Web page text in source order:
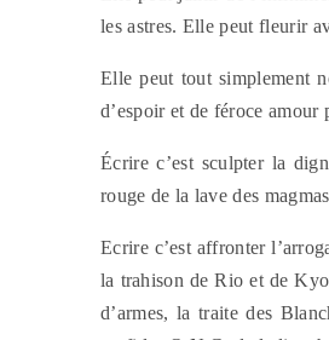
les astres. Elle peut fleurir
Elle peut tout simplement
d’espoir et de féroce amour
Écrire c’est sculpter la
rouge de la lave des
Ecrire c’est affronter
la trahison de Rio et de
d’armes, la traite des